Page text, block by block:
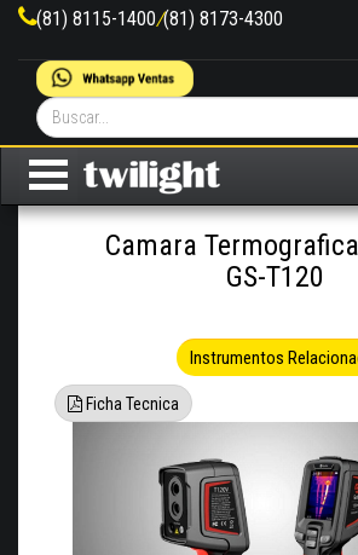
(81) 8115-1400/(81) 8173-4300
Camara
GS-T120
Instrumentos
Ficha Tecnica